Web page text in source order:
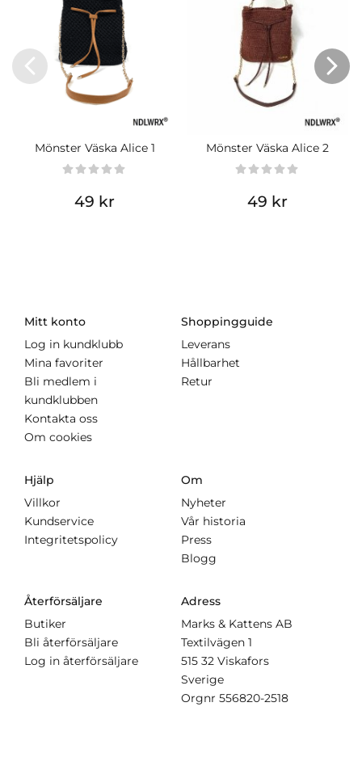
Mönster Väska Alice 1
49 kr
Mönster Väska Alice 2
49 kr
Mitt konto
Log in kundklubb
Mina favoriter
Bli medlem i
kundklubben
Kontakta oss
Om cookies
Shoppingguide
Leverans
Hållbarhet
Retur
Hjälp
Villkor
Kundservice
Integritetspolicy
Om
Nyheter
Vår historia
Press
Blogg
Återförsäljare
Butiker
Bli återförsäljare
Log in återförsäljare
Adress
Marks & Kattens AB
Textilvägen 1
515 32 Viskafors
Sverige
Orgnr 556820-2518